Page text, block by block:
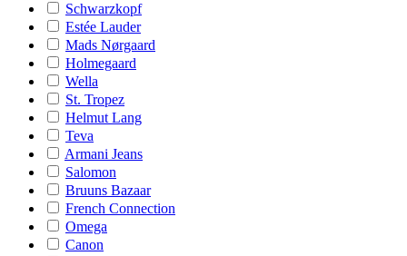
Schwarzkopf
Estée Lauder
Mads Nørgaard
Holmegaard
Wella
St. Tropez
Helmut Lang
Teva
Armani Jeans
Salomon
Bruuns Bazaar
French Connection
Omega
Canon